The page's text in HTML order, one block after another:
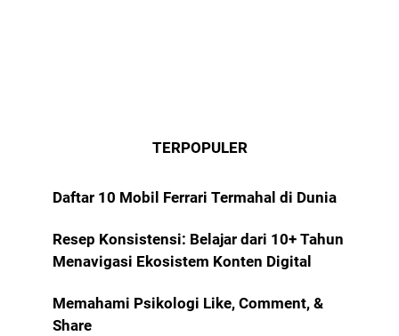
TERPOPULER
Daftar 10 Mobil Ferrari Termahal di Dunia
Resep Konsistensi: Belajar dari 10+ Tahun
Menavigasi Ekosistem Konten Digital
Memahami Psikologi Like, Comment, &
Share